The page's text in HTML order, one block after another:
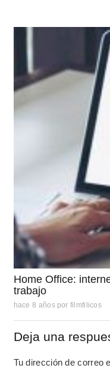
Home Office:
trabajo
hace 8 años por filmfilicos
Deja una
Tu dirección de correo